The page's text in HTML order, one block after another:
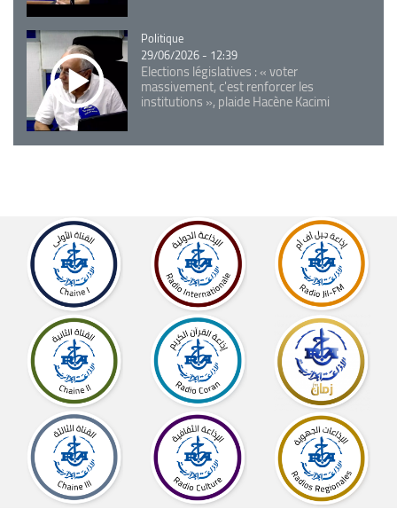
Catégorie
Politique
29/06/2026 - 12:39
Elections législatives : « voter
massivement, c'est renforcer les
institutions », plaide Hacène Kacimi